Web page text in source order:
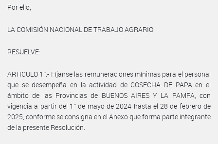
Por ello,
LA COMISIÓN NACIONAL DE TRABAJO AGRARIO
RESUELVE:
ARTICULO 1°.- Fíjanse las remuneraciones mínimas para el personal
que se desempeña en la actividad de COSECHA DE PAPA en el
ámbito de las Provincias de BUENOS AIRES Y LA PAMPA, con
vigencia a partir del 1° de mayo de 2024 hasta el 28 de febrero de
2025, conforme se consigna en el Anexo que forma parte integrante
de la presente Resolución.